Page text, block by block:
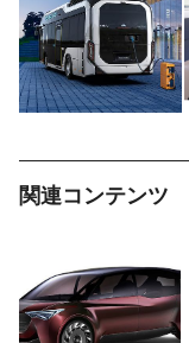
関連コンテンツ